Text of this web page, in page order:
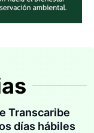
Transcaribe
días hábiles